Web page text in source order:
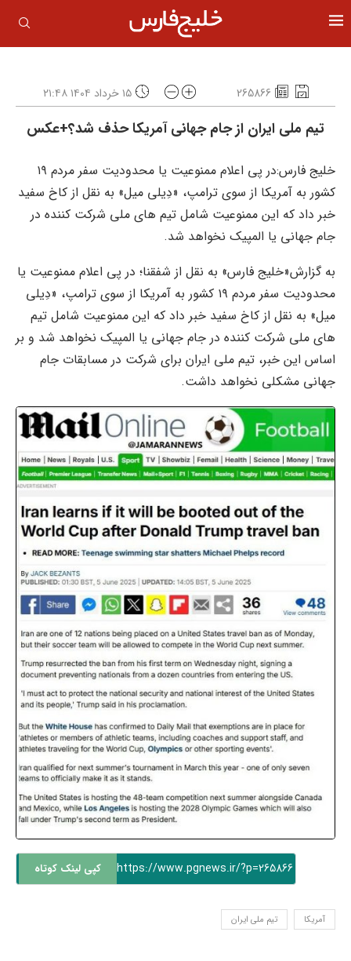
265866 ۱۵ خرداد ۱۴۰۴ ۲۱:۴۸
تیم ملی ایران از جام جهانی آمریکا حذف شد؟+عکس
خلیج فارس:در پی اعلام ممنوعیت یا محدودیت سفر مردم ۱۹
کشور به آمریکا از سوی ترامپ، «دِیلی میل» به نقل از کاخ سفید
خبر داد که این ممنوعیت شامل تیم های ملی شرکت کننده در
جام جهانی یا المپیک نخواهد شد.
به گزارش«خلیج فارس» به نقل از شفقنا؛ در پی اعلام ممنوعیت یا
محدودیت سفر مردم ۱۹ کشور به آمریکا از سوی ترامپ، «دِیلی
میل» به نقل از کاخ سفید خبر داد که این ممنوعیت شامل تیم
های ملی شرکت کننده در جام جهانی یا المپیک نخواهد شد و بر
اساس این خبر، تیم ملی ایران برای شرکت در مسابقات جام
جهانی مشکلی نخواهد داشت.
https://www.pgnews.ir/?p=265866 کپی لینک کوتاه
آمریکا تیم ملی ایران